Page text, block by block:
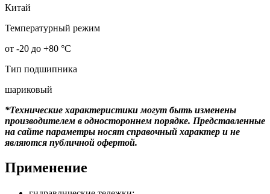
Китай
Температурный режим
от -20 до +80 °С
Тип подшипника
шариковый
*Технические характеристики могут быть изменены
производителем в одностороннем порядке. Представленные
на сайте параметры носят справочный характер и не
являются публичной офертой.
Применение